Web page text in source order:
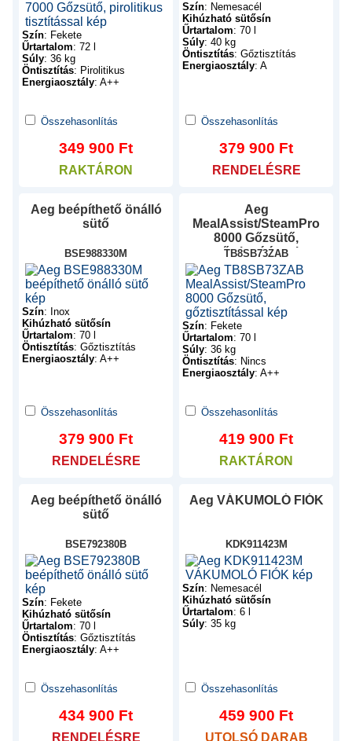
Szín: Fekete
Űrtartalom: 72 l
Súly: 36 kg
Öntisztítás: Pirolitikus
Energiaosztály: A++
Összehasonlítás
349 900 Ft
RAKTÁRON
Szín: Nemesacél
Kihúzható sütősín
Űrtartalom: 70 l
Súly: 40 kg
Öntisztítás: Gőztisztítás
Energiaosztály: A
Összehasonlítás
379 900 Ft
RENDELÉSRE
Aeg beépíthető önálló
sütő
BSE988330M
Szín: Inox
Kihúzható sütősín
Űrtartalom: 70 l
Öntisztítás: Gőztisztítás
Energiaosztály: A++
Összehasonlítás
379 900 Ft
RENDELÉSRE
Aeg
MealAssist/SteamPro
8000 Gőzsütő,
gőztisztítással
TB8SB73ZAB
Szín: Fekete
Űrtartalom: 70 l
Súly: 36 kg
Öntisztítás: Nincs
Energiaosztály: A++
Összehasonlítás
419 900 Ft
RAKTÁRON
Aeg beépíthető önálló
sütő
BSE792380B
Szín: Fekete
Kihúzható sütősín
Űrtartalom: 70 l
Öntisztítás: Gőztisztítás
Energiaosztály: A++
Összehasonlítás
434 900 Ft
RENDELÉSRE
Aeg VÁKUMOLÓ FIÓK
KDK911423M
Szín: Nemesacél
Kihúzható sütősín
Űrtartalom: 6 l
Súly: 35 kg
Összehasonlítás
459 900 Ft
UTOLSÓ DARAB